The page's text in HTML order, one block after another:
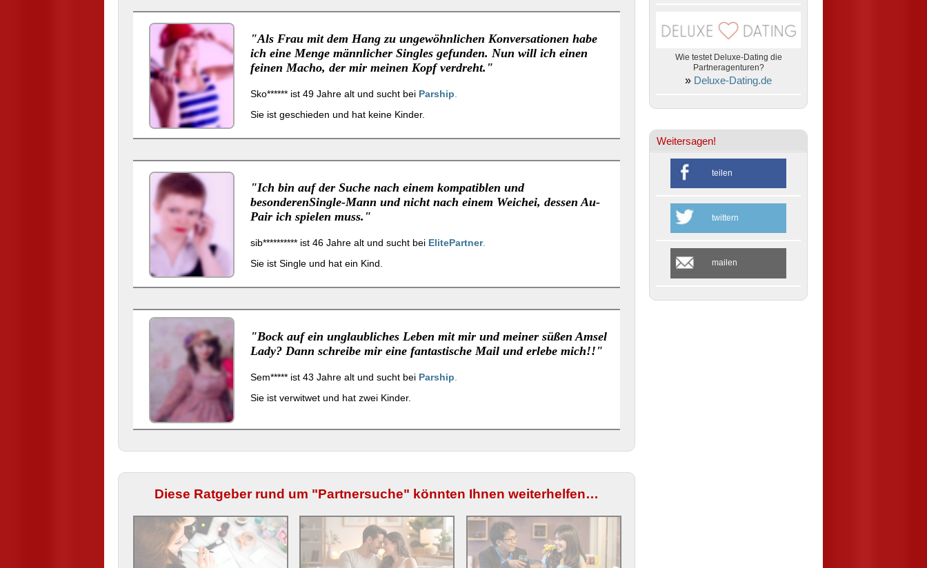
"Als Frau mit dem Hang zu ungewöhnlichen Konversationen habe
ich eine Menge männlicher Singles gefunden. Nun will ich einen
feinen Macho, der mir meinen Kopf verdreht."
Sko****** ist 49 Jahre alt und sucht bei Parship
Sie ist geschieden und hat keine Kinder.
"Ich bin auf der Suche nach einem kompatiblen und
besonderenSingle-Mann und nicht nach einem Weichei, dessen Au-
Pair ich spielen muss."
sib********** ist 46 Jahre alt und sucht bei ElitePartner.
Sie ist Single und hat ein Kind.
"Bock auf ein unglaubliches Leben mit mir und meiner süßen Amsel
Lady? Dann schreibe mir eine fantastische Mail und erlebe mich!!"
Sem***** ist 43 Jahre alt und sucht bei Parship
Sie ist verwitwet und hat zwei Kinder.
Diese Ratgeber rund um "Partnersuche" könnten Ihnen weiterhelfen…
Wie testet Deluxe-Dating die
Partneragenturen?
» Deluxe-Dating.de
Weitersagen!
teilen
twittern
mailen